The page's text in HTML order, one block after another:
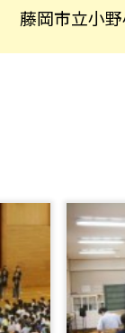
藤岡市立小野